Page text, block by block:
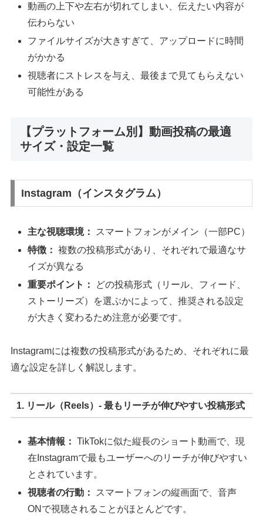
動画の上下や左右が切れてしまい、伝えたい内容が
伝わらない
ファイルサイズが大きすぎて、アップロードに時間
がかかる
視聴者にストレスを与え、最後まで見てもらえない
可能性がある
【プラットフォーム別】動画投稿の最適
サイズ・設定一覧
Instagram（インスタグラム）
主な視聴環境：
スマートフォンがメイン（一部PC）
特徴： 複数の投稿形式があり、それぞれで最適なサ
イズが異なる
重要ポイント：
どの投稿形式（リール、フィード、
ストーリーズ）を選ぶかによって、推奨される設定
が大きく変わるため注意が必要です。
Instagramには複数の投稿形式があるため、それぞれに最
適な設定を詳しく解説します。
1. リール（Reels）- 最もリーチが伸びやすい投稿形式
基本情報： TikTokに似た縦長のショート動画で、現
在Instagramで最もユーザーへのリーチが伸びやすい
とされています。
視聴者の行動：
スマートフォンの縦画面で、音声
ONで視聴されることがほとんどです。